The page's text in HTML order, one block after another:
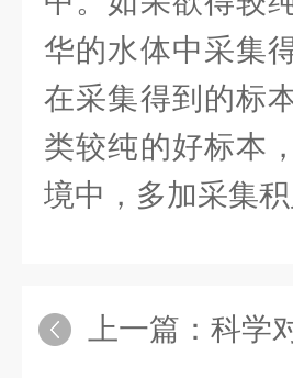
华的水体中采集
在采集得到的标
类较纯的好标本
境中，多加采集积
上一篇： 科学